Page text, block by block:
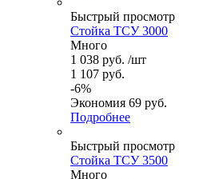
Быстрый просмотр
Стойка ТСУ 3000
Много
1 038 руб. /шт
1 107 руб.
-6%
Экономия 69 руб.
Подробнее
Быстрый просмотр
Стойка ТСУ 3500
Много